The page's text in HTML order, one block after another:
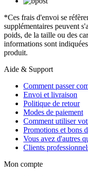
*Ces frais d'envoi se
supplémentaires peuvent
poids, de la taille ou des
informations sont
produit.
Aide & Support
Comment passer
Envoi et livraison
Politique de retour
Modes de paiement
Comment utiliser
Promotions et bons
Vous avez d'autres
Clients
Mon compte